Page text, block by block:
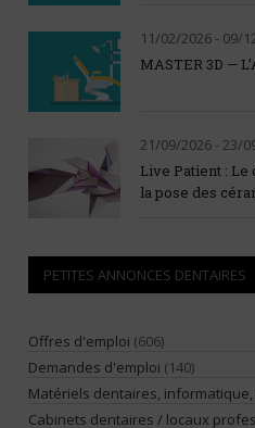
11/02/2026 - 09/
MASTER 3D —
21/09/2026 - 23/
Live Patient : Le
la pose des
PETITES ANNONCES DENTAIRES
Offres d'emploi (606)
Demandes d'emploi (140)
Matériels dentaires,
Cabinets dentaires / locaux